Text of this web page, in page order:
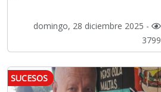
domingo, 28 diciembre 2025 -
3799
SUCESOS